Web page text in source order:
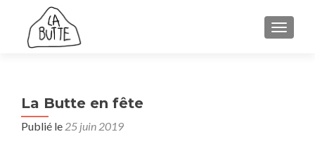
La Butte en fête
Publié le 25 juin 2019